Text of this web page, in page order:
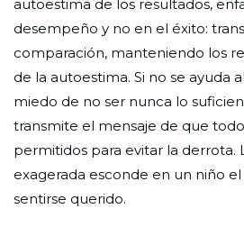
autoestima de los resultados,
desempeño y no en el éxito:
comparación, manteniendo los
de la autoestima. Si no se ayuda
miedo de no ser nunca lo
transmite el mensaje de que
permitidos para evitar la derrota.
exagerada esconde en un niño
sentirse querido.